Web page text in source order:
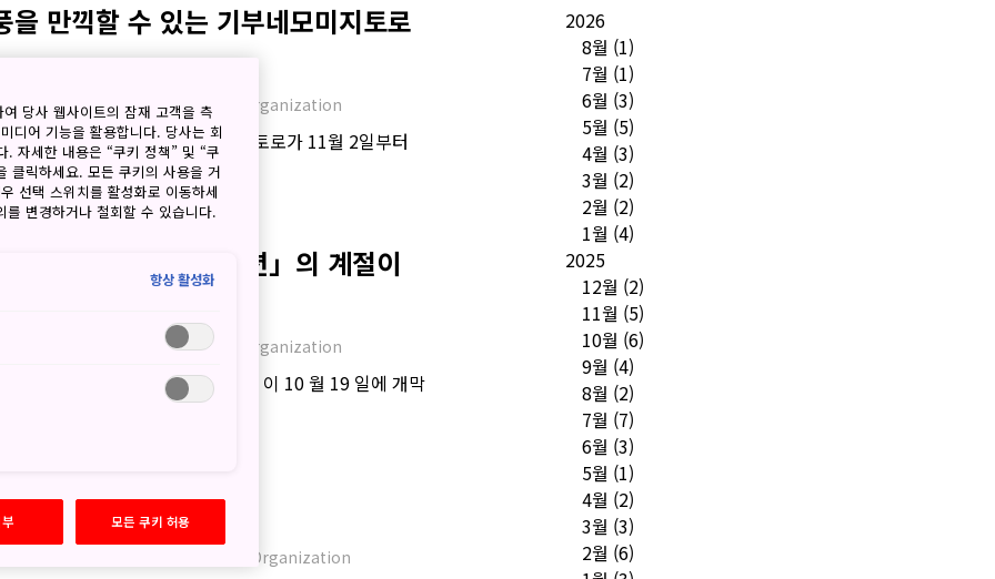
을 만끽할 수 있는 기부네모미지토로
JNTO - Japan National Tourism Organization
할 수 있는 행사인 기부네모미지토로가 11월 2일부터
됩니다.
나노사토 일루미네이션」의 계절이
JNTO - Japan National Tourism Organization
일 「나바나노사토 일루미네이션」이 10 월 19 일에 개막
쿄의 이색 숙소 5가지
JNTO - Japan National Tourism Organization
2026
8월 (1)
7월 (1)
6월 (3)
5월 (5)
4월 (3)
3월 (2)
2월 (2)
1월 (4)
2025
12월 (2)
11월 (5)
10월 (6)
9월 (4)
8월 (2)
7월 (7)
6월 (3)
5월 (1)
4월 (2)
3월 (3)
2월 (6)
당사 웹사이트의 잠재 고객을 측
디어 기능을 활용합니다. 당사는 회
자세한 내용은 “쿠키 정책” 및 “쿠
클릭하세요. 모든 쿠키의 사용을 거
선택 스위치를 활성화로 이동하세
변경하거나 철회할 수 있습니다.
항상 활성화
모든 쿠키 허용